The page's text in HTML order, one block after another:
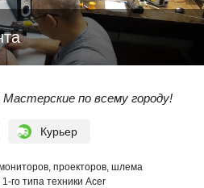
по всему городу!
Курьер
проекторов, шлема
го типа техники Acer